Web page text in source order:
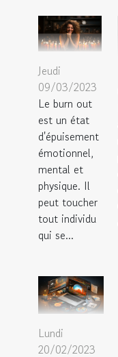
Jeudi
09/03/2023
Le burn out
est un état
d'épuisement
émotionnel,
mental et
physique. Il
peut toucher
tout individu
qui se...
Lundi
20/02/2023